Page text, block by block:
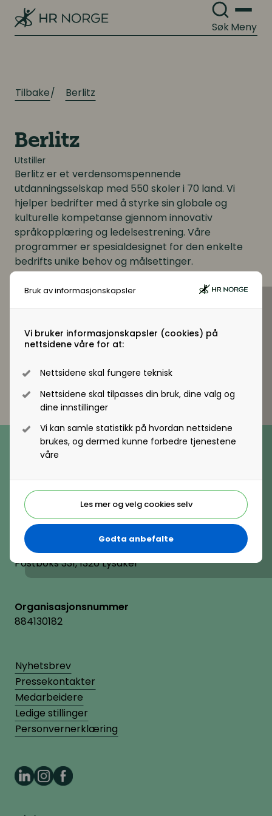
Bruk av informasjonskapsler
Vi bruker informasjonskapsler (cookies) på
nettsidene våre for at:
Nettsidene skal fungere teknisk
Nettsidene skal tilpasses din bruk, dine valg og
dine innstillinger
Vi kan samle statistikk på hvordan nettsidene
brukes, og dermed kunne forbedre tjenestene
våre
Les mer og velg cookies selv
Godta anbefalte
SøkMeny
Lønnsoppgjøret og tariff
Organisasjonsdesign
Organisasjonskultur
Arbeidsgiverforhold
Arbeidsrett
Personalpolitikk
Mangfold og inkludering
Digitale løsninger innen HR
Rekruttering
Kompetanse- og talentledelse
Kompetanseutvikling
Lederutvikling
Lønn og ytelser
Lønn og ytelser
Pensjon
Digitalisering
Digitale løsninger innen HR
Digitale løsninger i virksomheten
Tilbake Berlitz
Berlitz
Utstiller
Berlitz er et verdensomspennende
utdanningsselskap med 550 skoler i 70 land. Vi
hjelper bedrifter med å styrke sin globale og
kulturelle kompetanse gjennom innovativ
språkopplæring og ledelsestrening. Våre
programmer er spesialdesignet for den enkelte
bedrifts unike behov og målsettinger.
http://www.berlitz.no/
Telefon
(+47) 22 11 11 22
E-post
Besøksadresse
Vollsveien 2A, 1366 Lysaker
Postadresse
Postboks 331, 1326 Lysaker
Organisasjonsnummer
884130182
Nyhetsbrev
Pressekontakter
Medarbeidere
Ledige stillinger
Personvernerklæring